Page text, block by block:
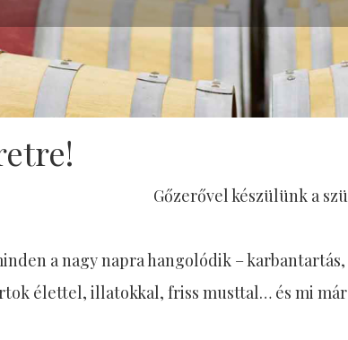
Gőzerővel készülünk a
a nagy napra hangolódik –
élettel, illatokkal, friss musttal… és mi